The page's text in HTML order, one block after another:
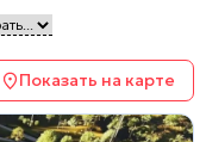
Показать на карте